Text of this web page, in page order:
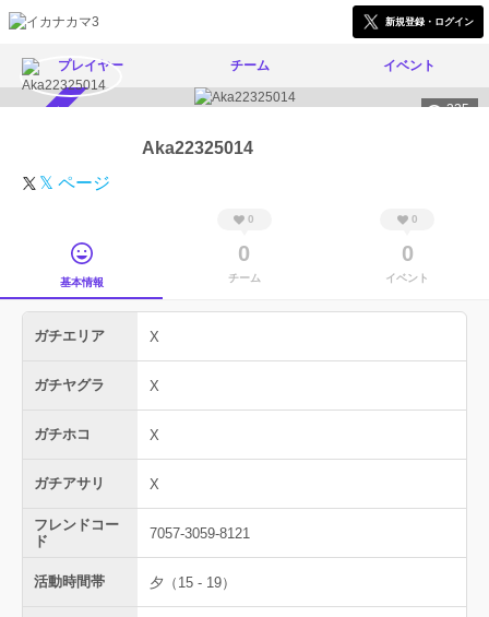
新規登録・ログイン
プレイヤー チーム イベント
335
Aka22325014
𝕏 ページ
基本情報
0
0
チーム
0
0
イベント
ガチエリア X
ガチヤグラ X
ガチホコ X
ガチアサリ X
フレンドコー
ド
7057-3059-8121
活動時間帯 夕（15 - 19）